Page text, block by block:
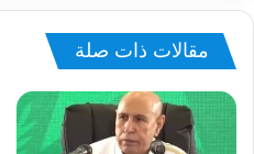
مقالات ذات صلة